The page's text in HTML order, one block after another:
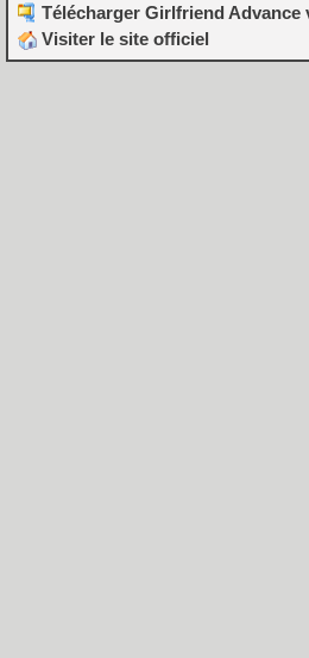
Télécharger Girlfriend Advance
Visiter le site officiel